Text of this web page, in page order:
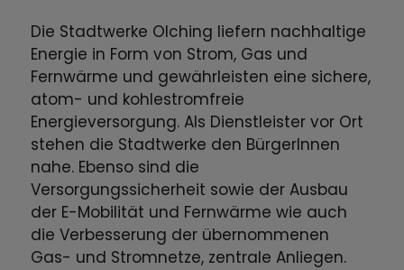
Die Stadtwerke Olching liefern nachhaltige
Energie in Form von Strom, Gas und
Fernwärme und gewährleisten eine sichere,
atom- und kohlestromfreie
Energieversorgung. Als Dienstleister vor Ort
stehen die Stadtwerke den BürgerInnen
nahe. Ebenso sind die
Versorgungssicherheit sowie der Ausbau
der E-Mobilität und Fernwärme wie auch
die Verbesserung der übernommenen
Gas- und Stromnetze, zentrale Anliegen.